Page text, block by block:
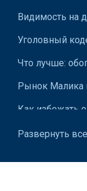
Видимость на
Уголовный
Что лучше:
Рынок Малика
Как избежать
Развернуть все